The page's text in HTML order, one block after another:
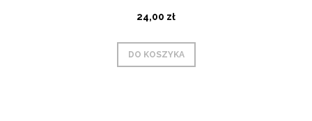
24,00 zł
DO KOSZYKA